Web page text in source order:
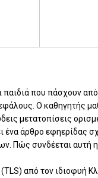
που πάσχουν
Ο καθηγητής
μετατοπίσεις
άρθρο εφηερίδας
Πώς συνδέεται αυτή η
από τον ιδιοφυή